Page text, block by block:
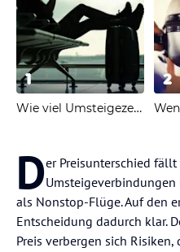
1
Wie viel Umsteigezeit wirklich nötig ist
2
Der Preisunterschied
als Nonstop-Flüge. Auf den
Entscheidung dadurch klar.
Preis verbergen sich